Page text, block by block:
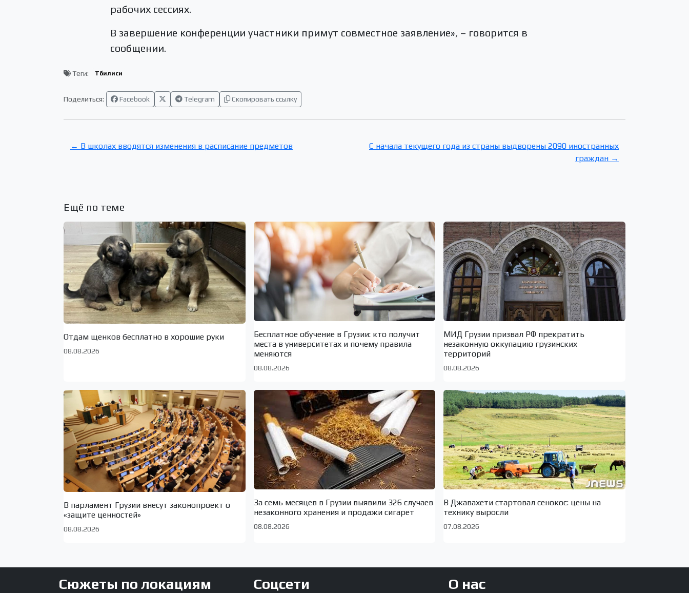
рабочих сессиях.
В завершение конференции участники примут совместное заявление», – говорится в
сообщении.
Теги: Тбилиси
Поделиться: Facebook Telegram Скопировать ссылку
← В школах вводятся изменения в расписание предметов
C начала текущего года из страны выдворены 2090 иностранных
граждан →
Ещё по теме
Отдам щенков бесплатно в хорошие руки
08.08.2026
Бесплатное обучение в Грузии: кто получит
места в университетах и почему правила
меняются
08.08.2026
МИД Грузии призвал РФ прекратить
незаконную оккупацию грузинских
территорий
08.08.2026
В парламент Грузии внесут законопроект о
«защите ценностей»
08.08.2026
За семь месяцев в Грузии выявили 326 случаев
незаконного хранения и продажи сигарет
08.08.2026
В Джавахети стартовал сенокос: цены на
технику выросли
07.08.2026
Сюжеты по локациям Соцсети О нас